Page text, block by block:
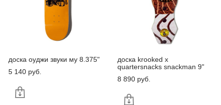
доска оуджи звуки му 8.375"
5 140 pуб.
доска krooked x
quartersnacks snackman 9"
8 890 pуб.